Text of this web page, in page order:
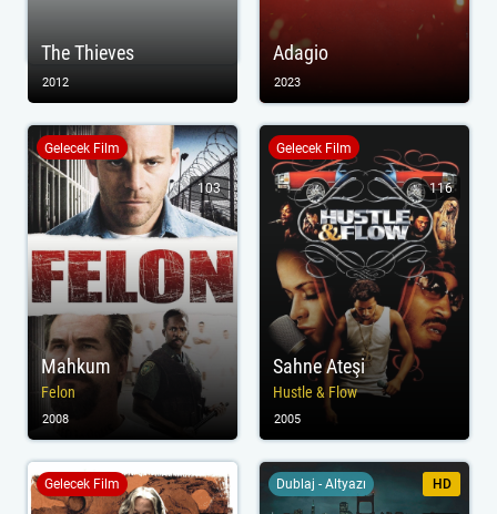
The Thieves
2012
Adagio
2023
Mahkum
Felon
Gelecek Film
103
2008
Sahne Ateşi
Hustle & Flow
Gelecek Film
116
2005
Gelecek Film Dublaj - Altyazı HD